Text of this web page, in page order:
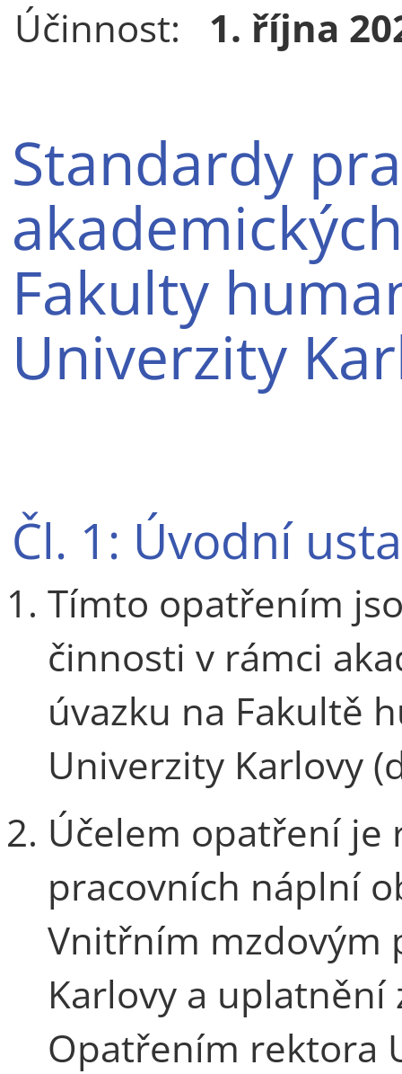
Účinnost: 1. října
Standardy
Fakulty
Univerzity
Čl. 1: Úvodní
Tímto opatřením
činnosti v rámci
úvazku na Fakultě
Univerzity Karlovy
Účelem opatření je
pracovních náplní
Vnitřním mzdovým
Karlovy a uplatnění
Opatřením rektora